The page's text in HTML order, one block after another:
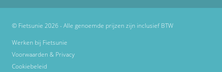
© Fietsunie 2026 - Alle genoemde prijzen zijn inclusief BTW
Werken bij Fietsunie
Voorwaarden & Privacy
Cookiebeleid